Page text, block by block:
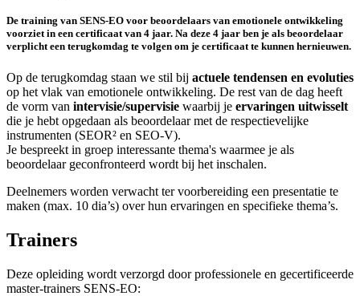
De training van SENS-EO voor beoordelaars van emotionele ontwikkeling
voorziet in een certificaat van 4 jaar. Na deze 4 jaar ben je als beoordelaar
verplicht een terugkomdag te volgen om je certificaat te kunnen hernieuwen.
Op de terugkomdag staan we stil bij actuele tendensen en evoluties
op het vlak van emotionele ontwikkeling. De rest van de dag heeft
de vorm van intervisie/supervisie waarbij je ervaringen uitwisselt
die je hebt opgedaan als beoordelaar met de respectievelijke
instrumenten (SEOR² en SEO-V).
Je bespreekt in groep interessante thema's waarmee je als
beoordelaar geconfronteerd wordt bij het inschalen.
Deelnemers worden verwacht ter voorbereiding een presentatie te
maken (max. 10 dia’s) over hun ervaringen en specifieke thema’s.
Trainers
Deze opleiding wordt verzorgd door professionele en gecertificeerde
master-trainers SENS-EO: